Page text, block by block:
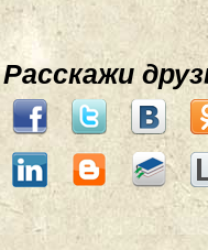
Расскажи